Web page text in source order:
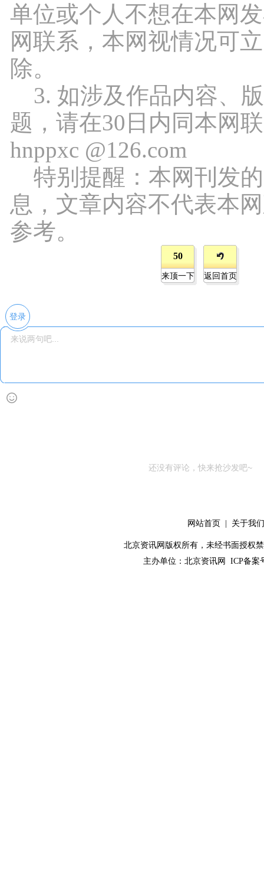
单位或个人不想在本网
网联系，本网视情况可
除。
3. 如涉及作品内容、
题，请在30日内同本网
hnppxc @126.com
特别提醒：本网刊发
息，文章内容不代表本
参考。
50
来顶一下 返回首页
登录
还没有评论，快来抢沙发吧~
网站首页 关于我们
北京资讯网版权所有，未经书面授权
主办单位： 北京资讯网 ICP备案